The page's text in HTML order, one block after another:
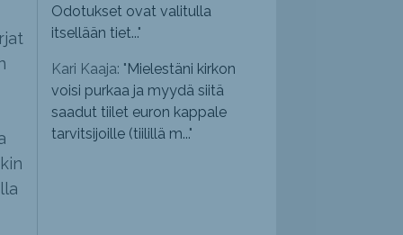
Odotukset ovat valitulla
itsellään tiet..."
Kari Kaaja: " Mielestäni kirkon
voisi purkaa ja myydä siitä
saadut tiilet euron kappale
tarvitsijoille (tiilillä m..."